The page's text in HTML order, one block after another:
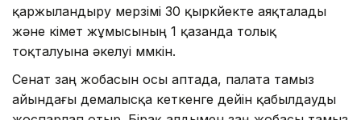
қаржыландыру мерзімі 30 қыркүйекте аяқталады
және үкімет жұмысының 1 қазанда толық
тоқталуына әкелуі мүмкін.
Сенат заң жобасын осы аптада, палата тамыз
айындағы демалысқа кеткенге дейін қабылдауды